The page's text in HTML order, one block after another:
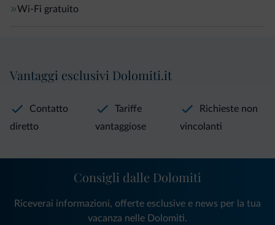
Wi-Fi gratuito
Vantaggi esclusivi Dolomiti.it
Contatto
diretto
Tariffe
vantaggiose
Richieste non
vincolanti
Consigli dalle Dolomiti
Riceverai informazioni, offerte esclusive e news per la tua
vacanza nelle Dolomiti.